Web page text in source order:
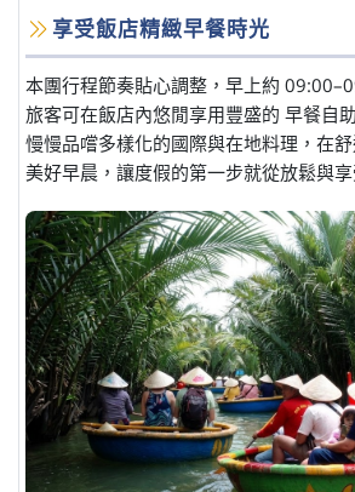
享受飯店精緻早餐時光
本團行程節奏貼心調整，早上約
旅客可在飯店內悠閒享用豐盛的 早餐自
慢慢品嚐多樣化的國際與在地料理，在
美好早晨，讓度假的第一步就從放鬆與享